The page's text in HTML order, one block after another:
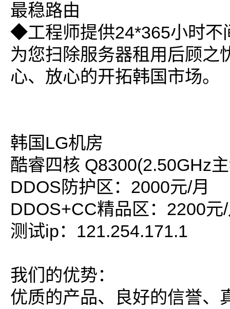
最稳路由
◆工程师提供24*365小时不
为您扫除服务器租用后顾之
心、放心的开拓韩国市场。
韩国LG机房
酷睿四核 Q8300(2.50GHz
DDOS防护区：2000元/月
DDOS+CC精品区：2200元
测试ip：121.254.171.1
我们的优势：
优质的产品、良好的信誉、